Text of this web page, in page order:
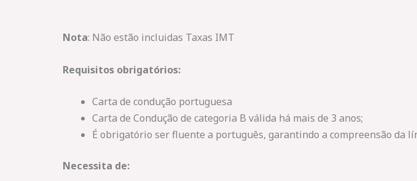
Nota: Não estão incluidas Taxas IMT
Requisitos obrigatórios:
Carta de condução portuguesa
Carta de Condução de categoria B válida há mais de 3 anos;
É obrigatório ser fluente a português, garantindo a compreensão da
Necessita de: